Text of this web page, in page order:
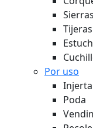
Sierras
Por uso
Poda